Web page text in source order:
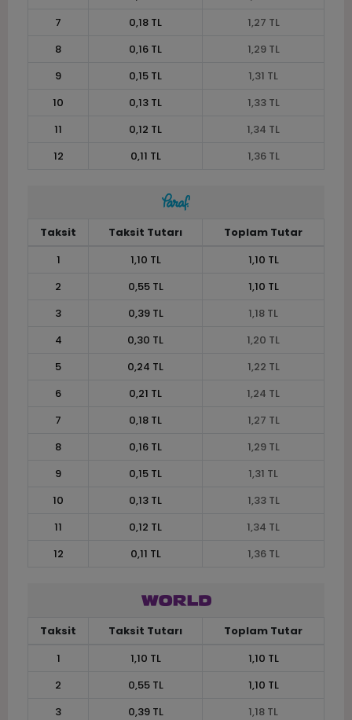
7
0,18 TL
1,27 TL
8
0,16 TL
1,29 TL
9
0,15 TL
1,31 TL
10
0,13 TL
1,33 TL
11
0,12 TL
1,34 TL
12
0,11 TL 1,36 TL
Taksit Taksit Tutarı
Toplam Tutar
1
1,10 TL
1,10 TL
2
0,55 TL
1,10 TL
3
0,39 TL
1,18 TL
4
0,30 TL
1,20 TL
5
0,24 TL
1,22 TL
6
0,21 TL
1,24 TL
7
0,18 TL
1,27 TL
8
0,16 TL
1,29 TL
9
0,15 TL
1,31 TL
10
0,13 TL
1,33 TL
11
0,12 TL
1,34 TL
12
0,11 TL 1,36 TL
Taksit Taksit Tutarı
Toplam Tutar
1
1,10 TL
1,10 TL
2
0,55 TL
1,10 TL
3
0,39 TL
1,18 TL